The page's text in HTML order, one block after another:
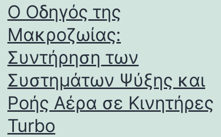
Ο Οδηγός της
Μακροζωίας:
Συντήρηση των
Συστημάτων Ψύξης και
Ροής Αέρα σε Κινητήρες
Turbo